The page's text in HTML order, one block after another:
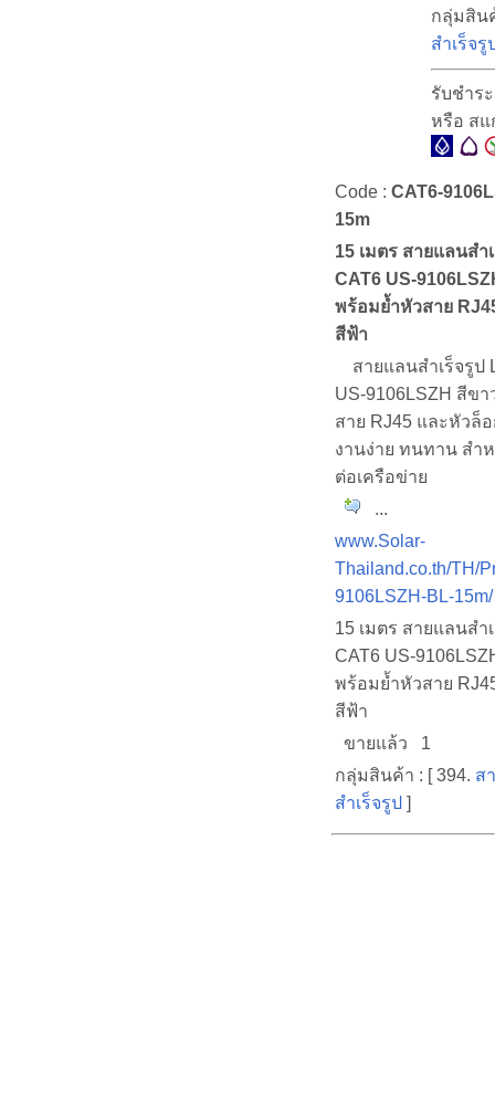
กลุ่มสิน
สำเร็จรู
รับชำร
หรือ สแ
Code : CAT6-
15m
15 เมตร สายแลนสำ
CAT6 US-
พร้อมย้ำหัวสาย
สีฟ้า
สายแลนสำเร็จรูป
US-9106LSZH สีข
สาย RJ45 และหัวล็
งานง่าย ทนทาน สำ
ต่อเครือข่าย
...
www.Solar-
Thailand.co.th/TH/
9106LSZH-BL-15m/
15 เมตร สายแลนสำ
CAT6 US-
พร้อมย้ำหัวสาย
สีฟ้า
ขายแล้ว 1
กลุ่มสินค้า : [ 394. ส
สำเร็จรูป ]